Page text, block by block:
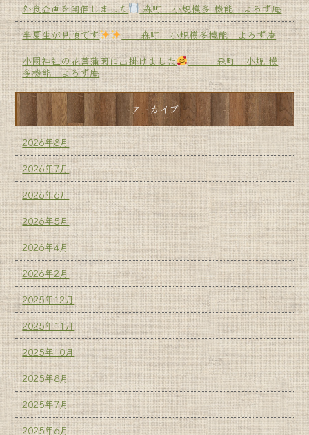
外食企画を開催しました
森町 小規模多 機能 よろず庵
半夏生が見頃です
森町 小規模多機能 よろず庵
小國神社の花菖蒲園に出掛けました
森町 小規 模
多機能 よろず庵
アーカイブ
2026年8月
2026年7月
2026年6月
2026年5月
2026年4月
2026年2月
2025年12月
2025年11月
2025年10月
2025年8月
2025年7月
2025年6月